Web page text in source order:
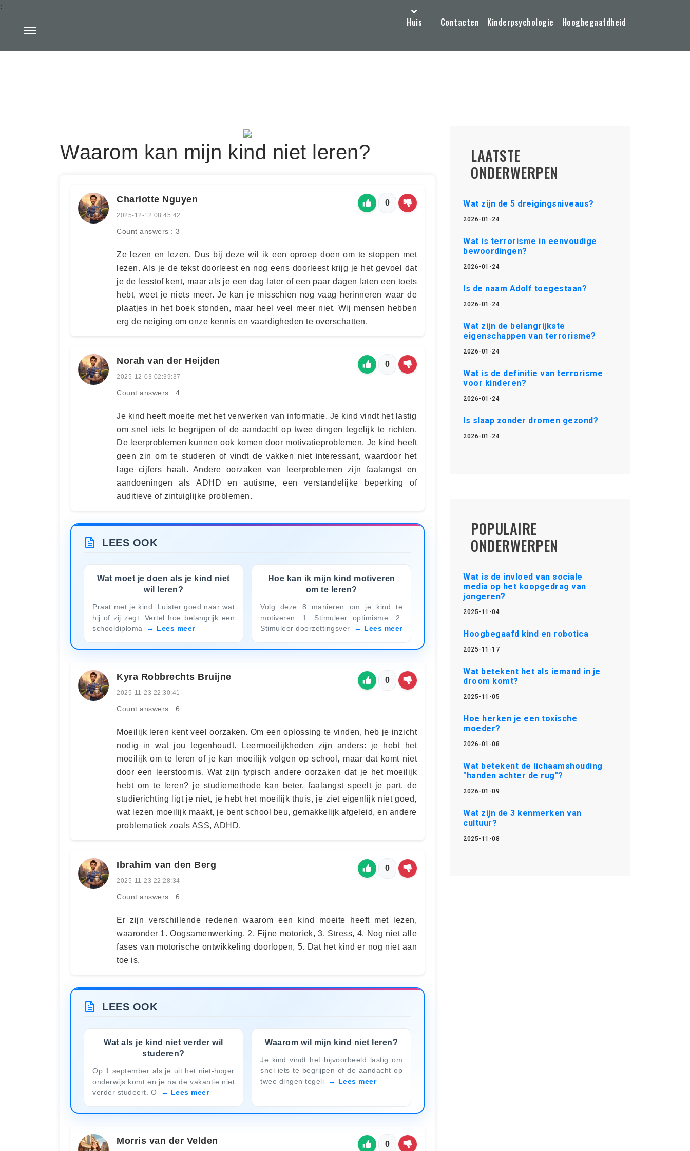
Huis Contacten Kinderpsychologie Hoogbegaafdheid
:
Waarom kan mijn kind niet leren?
Charlotte Nguyen
2025-12-12 08:45:42
Count answers : 3
0
Ze lezen en lezen. Dus bij deze wil ik een oproep doen om te stoppen met
lezen. Als je de tekst doorleest en nog eens doorleest krijg je het gevoel dat
je de lesstof kent, maar als je een dag later of een paar dagen laten een toets
hebt, weet je niets meer. Je kan je misschien nog vaag herinneren waar de
plaatjes in het boek stonden, maar heel veel meer niet. Wij mensen hebben
erg de neiging om onze kennis en vaardigheden te overschatten.
Norah van der Heijden
2025-12-03 02:39:37
Count answers : 4
0
Je kind heeft moeite met het verwerken van informatie. Je kind vindt het lastig
om snel iets te begrijpen of de aandacht op twee dingen tegelijk te richten.
De leerproblemen kunnen ook komen door motivatieproblemen. Je kind heeft
geen zin om te studeren of vindt de vakken niet interessant, waardoor het
lage cijfers haalt. Andere oorzaken van leerproblemen zijn faalangst en
aandoeningen als ADHD en autisme, een verstandelijke beperking of
auditieve of zintuiglijke problemen.
LEES OOK
Wat moet je doen als je kind niet
wil leren?
Praat met je kind. Luister goed naar wat
hij of zij zegt. Vertel hoe belangrijk een
schooldiploma
Lees meer
Hoe kan ik mijn kind motiveren
om te leren?
Volg deze 8 manieren om je kind te
motiveren. 1. Stimuleer optimisme. 2.
Stimuleer doorzettingsver
Lees meer
Kyra Robbrechts Bruijne
2025-11-23 22:30:41
Count answers : 6
0
Moeilijk leren kent veel oorzaken. Om een oplossing te vinden, heb je inzicht
nodig in wat jou tegenhoudt. Leermoeilijkheden zijn anders: je hebt het
moeilijk om te leren of je kan moeilijk volgen op school, maar dat komt niet
door een leerstoornis. Wat zijn typisch andere oorzaken dat je het moeilijk
hebt om te leren? je studiemethode kan beter, faalangst speelt je part, de
studierichting ligt je niet, je hebt het moeilijk thuis, je ziet eigenlijk niet goed,
wat lezen moeilijk maakt, je bent school beu, gemakkelijk afgeleid, en andere
problematiek zoals ASS, ADHD.
Ibrahim van den Berg
2025-11-23 22:28:34
Count answers : 6
0
Er zijn verschillende redenen waarom een kind moeite heeft met lezen,
waaronder 1. Oogsamenwerking, 2. Fijne motoriek, 3. Stress, 4. Nog niet alle
fases van motorische ontwikkeling doorlopen, 5. Dat het kind er nog niet aan
toe is.
LEES OOK
Wat als je kind niet verder wil
studeren?
Op 1 september als je uit het niet-hoger
onderwijs komt en je na de vakantie niet
verder studeert. O
Lees meer
Waarom wil mijn kind niet leren?
Je kind vindt het bijvoorbeeld lastig om
snel iets te begrijpen of de aandacht op
twee dingen tegeli
Lees meer
Morris van der Velden 0
LAATSTE
ONDERWERPEN
Wat zijn de 5 dreigingsniveaus?
2026-01-24
Wat is terrorisme in eenvoudige
bewoordingen?
2026-01-24
Is de naam Adolf toegestaan?
2026-01-24
Wat zijn de belangrijkste
eigenschappen van terrorisme?
2026-01-24
Wat is de definitie van terrorisme
voor kinderen?
2026-01-24
Is slaap zonder dromen gezond?
2026-01-24
POPULAIRE
ONDERWERPEN
Wat is de invloed van sociale
media op het koopgedrag van
jongeren?
2025-11-04
Hoogbegaafd kind en robotica
2025-11-17
Wat betekent het als iemand in je
droom komt?
2025-11-05
Hoe herken je een toxische
moeder?
2026-01-08
Wat betekent de lichaamshouding
"handen achter de rug"?
2026-01-09
Wat zijn de 3 kenmerken van
cultuur?
2025-11-08